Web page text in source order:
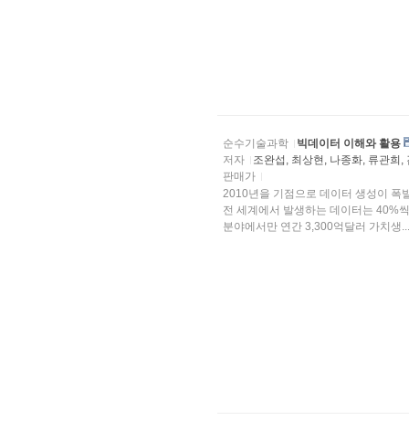
순수기술과학
빅데이터 이해와 활용
저자
조완섭, 최상현, 나종화, 류관희,
판매가
2010년을 기점으로 데이터 생성이 폭
전 세계에서 발생하는 데이터는 40%
분야에서만 연간 3,300억달러 가치생...